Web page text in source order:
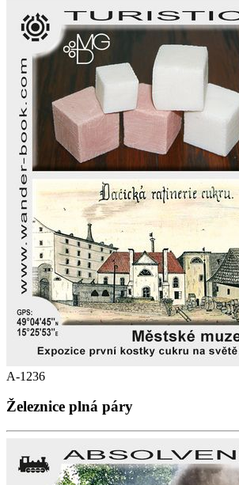
A-1236
Železnice plná páry